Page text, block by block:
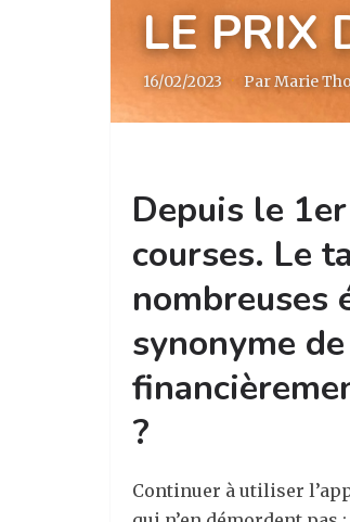
LE PRIX
16/02/2023 · Par Marie
Depuis le
courses. Le
nombreuses
synonyme
?
Continuer à utiliser